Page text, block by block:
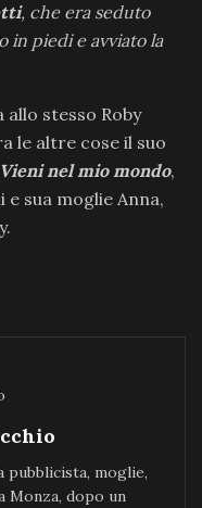
, che era seduto
in piedi e avviato la
allo stesso Roby
le altre cose il suo
Vieni nel mio mondo,
sua moglie Anna,
pubblicista, moglie,
Monza, dopo un